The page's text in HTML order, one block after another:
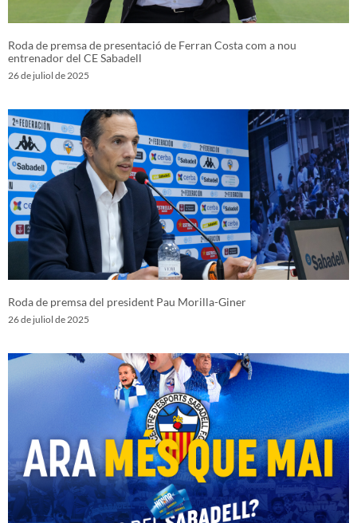
Roda de premsa de presentació de Ferran Costa com a nou
entrenador del CE Sabadell
26 de juliol de 2025
Roda de premsa del president Pau Morilla-Giner
26 de juliol de 2025